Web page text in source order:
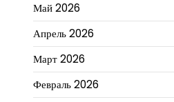
Май 2026
Апрель 2026
Март 2026
Февраль 2026